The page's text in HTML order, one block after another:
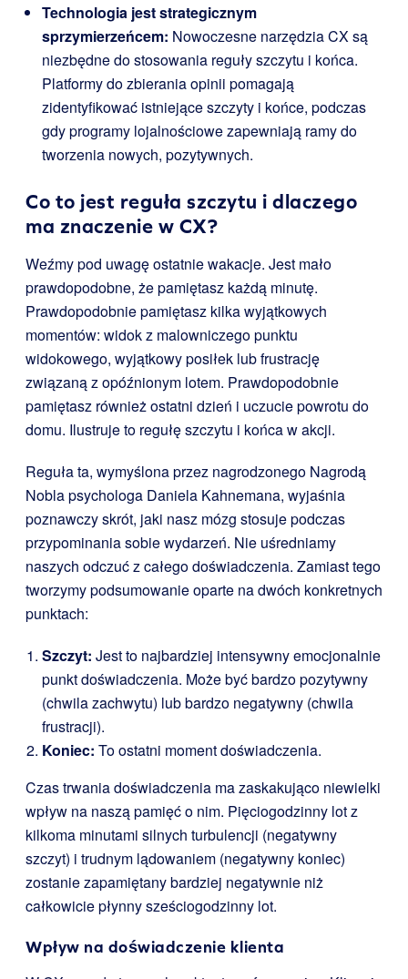
Technologia jest strategicznym
sprzymierzeńcem: Nowoczesne narzędzia CX są
niezbędne do stosowania reguły szczytu i końca.
Platformy do zbierania opinii pomagają
zidentyfikować istniejące szczyty i końce, podczas
gdy programy lojalnościowe zapewniają ramy do
tworzenia nowych, pozytywnych.
Co to jest reguła szczytu i dlaczego
ma znaczenie w CX?
Weźmy pod uwagę ostatnie wakacje. Jest mało
prawdopodobne, że pamiętasz każdą minutę.
Prawdopodobnie pamiętasz kilka wyjątkowych
momentów: widok z malowniczego punktu
widokowego, wyjątkowy posiłek lub frustrację
związaną z opóźnionym lotem. Prawdopodobnie
pamiętasz również ostatni dzień i uczucie powrotu do
domu. Ilustruje to regułę szczytu i końca w akcji.
Reguła ta, wymyślona przez nagrodzonego Nagrodą
Nobla psychologa Daniela Kahnemana, wyjaśnia
poznawczy skrót, jaki nasz mózg stosuje podczas
przypominania sobie wydarzeń. Nie uśredniamy
naszych odczuć z całego doświadczenia. Zamiast tego
tworzymy podsumowanie oparte na dwóch konkretnych
punktach:
Szczyt: Jest to najbardziej intensywny emocjonalnie
punkt doświadczenia. Może być bardzo pozytywny
(chwila zachwytu) lub bardzo negatywny (chwila
frustracji).
Koniec: To ostatni moment doświadczenia.
Czas trwania doświadczenia ma zaskakująco niewielki
wpływ na naszą pamięć o nim. Pięciogodzinny lot z
kilkoma minutami silnych turbulencji (negatywny
szczyt) i trudnym lądowaniem (negatywny koniec)
zostanie zapamiętany bardziej negatywnie niż
całkowicie płynny sześciogodzinny lot.
Wpływ na doświadczenie klienta